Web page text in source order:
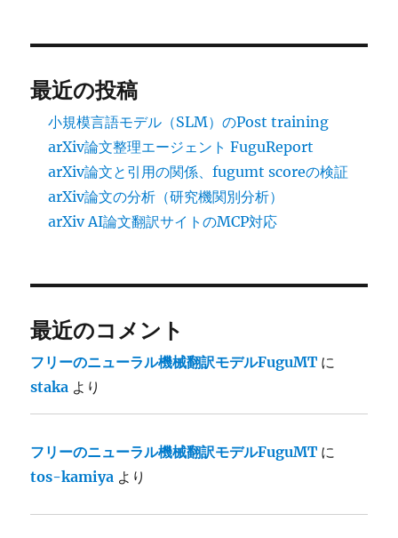
等
機
械
翻
訳
能
に
最近の投稿
小規模言語モデル（SLM）のPost training
arXiv論文整理エージェント FuguReport
arXiv論文と引用の関係、fugumt scoreの検証
arXiv論文の分析（研究機関別分析）
arXiv AI論文翻訳サイトのMCP対応
最近のコメント
フリーのニューラル機械翻訳モデルFuguMT に
staka より
フリーのニューラル機械翻訳モデルFuguMT に
tos-kamiya より